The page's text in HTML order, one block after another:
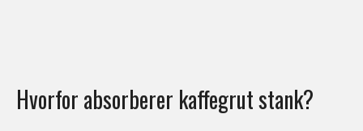
Hvorfor absorberer kaffegrut stank?